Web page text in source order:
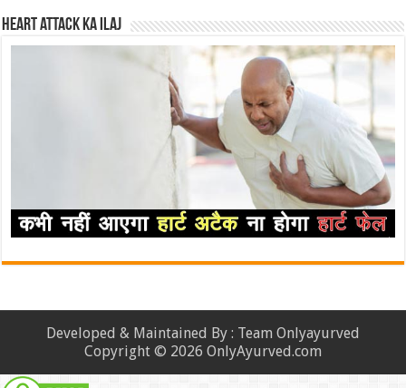
Heart attack ka ilaj
Developed & Maintained By : Team Onlyayurved
Copyright © 2026 OnlyAyurved.com